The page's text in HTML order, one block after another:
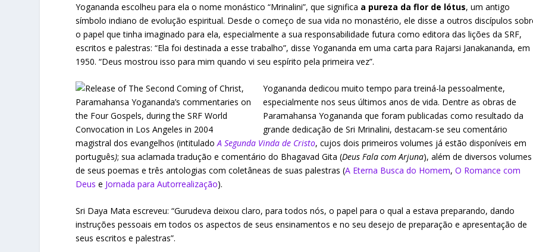
Yogananda escolheu para ela o nome monástico “Mrinalini”, que significa a pureza da flor de lótus, um antigo
símbolo indiano de evolução espiritual. Desde o começo de sua vida no monastério, ele disse a outros discípulos
o papel que tinha imaginado para ela, especialmente a sua responsabilidade futura como editora das lições da SRF,
escritos e palestras: “Ela foi destinada a esse trabalho”, disse Yogananda em uma carta para Rajarsi Janakananda, em
1950. “Deus mostrou isso para mim quando vi seu espírito pela primeira vez”.
Yogananda dedicou muito tempo para treiná-la pessoalmente,
especialmente nos seus últimos anos de vida. Dentre as obras de
Paramahansa Yogananda que foram publicadas como resultado da
grande dedicação de Sri Mrinalini, destacam-se seu comentário
magistral dos evangelhos (intituladoA Segunda Vinda de Cristo, cujos dois primeiros volumes já estão disponíveis em
português); sua aclamada tradução e comentário do Bhagavad Gita (Deus Fala com Arjuna), além de diversos volumes
de seus poemas e três antologias com coletâneas de suas palestras (A Eterna Busca do Homem,O Romance com
Deus e Jornada para Autorrealização).
Sri Daya Mata escreveu: “Gurudeva deixou claro, para todos nós, o papel para o qual a estava preparando, dando
instruções pessoais em todos os aspectos de seus ensinamentos e no seu desejo de preparação e apresentação de
seus escritos e palestras”.